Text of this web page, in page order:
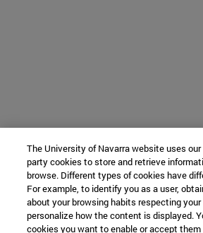
The University of Navarra website uses
party cookies to store and retrieve
browse. Different types of cookies have
For example, to identify you as a user,
about your browsing habits respecting your
personalize how the content is displayed.
cookies you want to enable or accept them